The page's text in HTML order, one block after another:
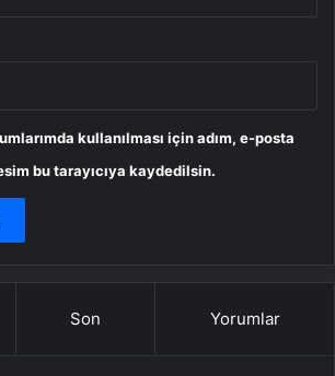
kullanılması için adım, e-posta
bu tarayıcıya kaydedilsin.
Son Yorumlar